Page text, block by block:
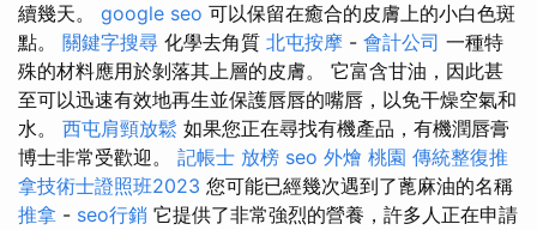
續幾天。 google seo 可以保留在癒合的皮膚上的小白色斑
點。 關鍵字搜尋 化學去角質 北屯按摩 - 會計公司 一種特
殊的材料應用於剝落其上層的皮膚。 它富含甘油，因此甚
至可以迅速有效地再生並保護唇唇的嘴唇，以免干燥空氣和
水。 西屯肩頸放鬆 如果您正在尋找有機產品，有機潤唇膏
博士非常受歡迎。 記帳士 放榜 seo 外燴 桃園 傳統整復推
拿技術士證照班2023 您可能已經幾次遇到了蓖麻油的名稱
推拿 - seo行銷 它提供了非常強烈的營養，許多人正在申請